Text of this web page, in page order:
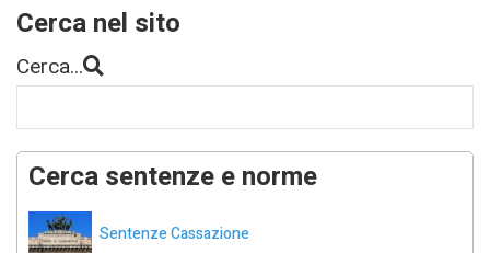
Cerca nel sito
Cerca...
Cerca sentenze e norme
Sentenze Cassazione